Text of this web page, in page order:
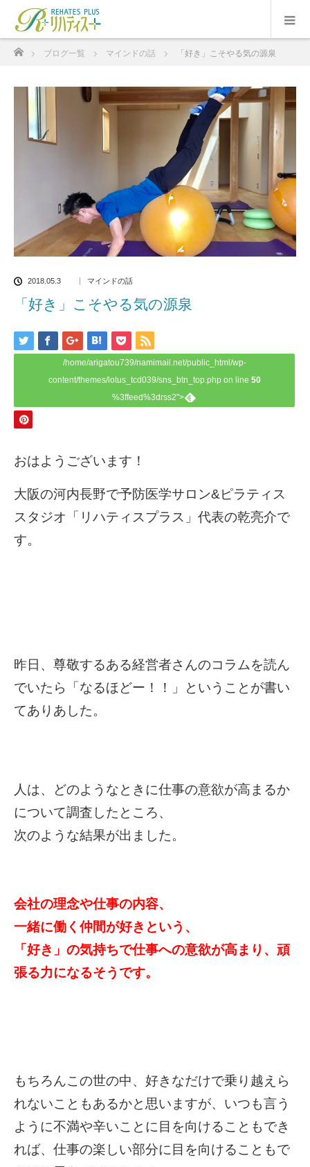
ブログ一覧 マインドの話 「好き」こそやる気の源泉
2018.05.3 マインドの話
「好き」こそやる気の源泉
/home/arigatou739/namimail.net/public_html/wp-
content/themes/lotus_tcd039/sns_btn_top.php on line 50
%3ffeed%3drss2">
おはようございます！
大阪の河内長野で予防医学サロン&ピラティス
スタジオ「リハティスプラス」代表の乾亮介で
す。
昨日、尊敬するある経営者さんのコラムを読ん
でいたら「なるほどー！！」ということが書い
てありあした。
人は、どのようなときに仕事の意欲が高まるか
について調査したところ、
次のような結果が出ました。
会社の理念や仕事の内容、
一緒に働く仲間が好きという、
「好き」の気持ちで仕事への意欲が高まり、頑
張る力になるそうです。
もちろんこの世の中、好きなだけで乗り越えら
れないこともあるかと思いますが、いつも言う
ように不満や辛いことに目を向けることもでき
れば、仕事の楽しい部分に目を向けることもで